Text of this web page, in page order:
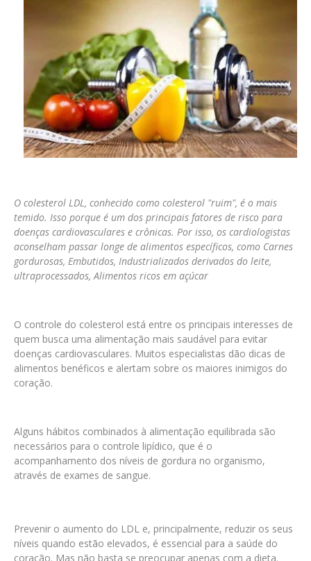
O colesterol LDL, conhecido como colesterol "ruim", é o mais
temido. Isso porque é um dos principais fatores de risco para
doenças cardiovasculares e crônicas. Por isso, os cardiologistas
aconselham passar longe de alimentos específicos, como Carnes
gordurosas, Embutidos, Industrializados derivados do leite,
ultraprocessados, Alimentos ricos em açúcar
O controle do colesterol está entre os principais interesses de
quem busca uma alimentação mais saudável para evitar
doenças cardiovasculares. Muitos especialistas dão dicas de
alimentos benéficos e alertam sobre os maiores inimigos do
coração.
Alguns hábitos combinados à alimentação equilibrada são
necessários para o controle lipídico, que é o
acompanhamento dos níveis de gordura no organismo,
através de exames de sangue.
Prevenir o aumento do LDL e, principalmente, reduzir os seus
níveis quando estão elevados, é essencial para a saúde do
coração. Mas não basta se preocupar apenas com a dieta.